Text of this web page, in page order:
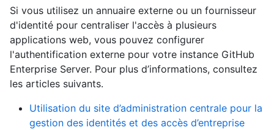
Si vous utilisez un annuaire externe ou un fournisseur
d'identité pour centraliser l'accès à plusieurs
applications web, vous pouvez configurer
l'authentification externe pour votre instance GitHub
Enterprise Server. Pour plus d’informations, consultez
les articles suivants.
Utilisation du site d’administration centrale pour la
gestion des identités et des accès d’entreprise